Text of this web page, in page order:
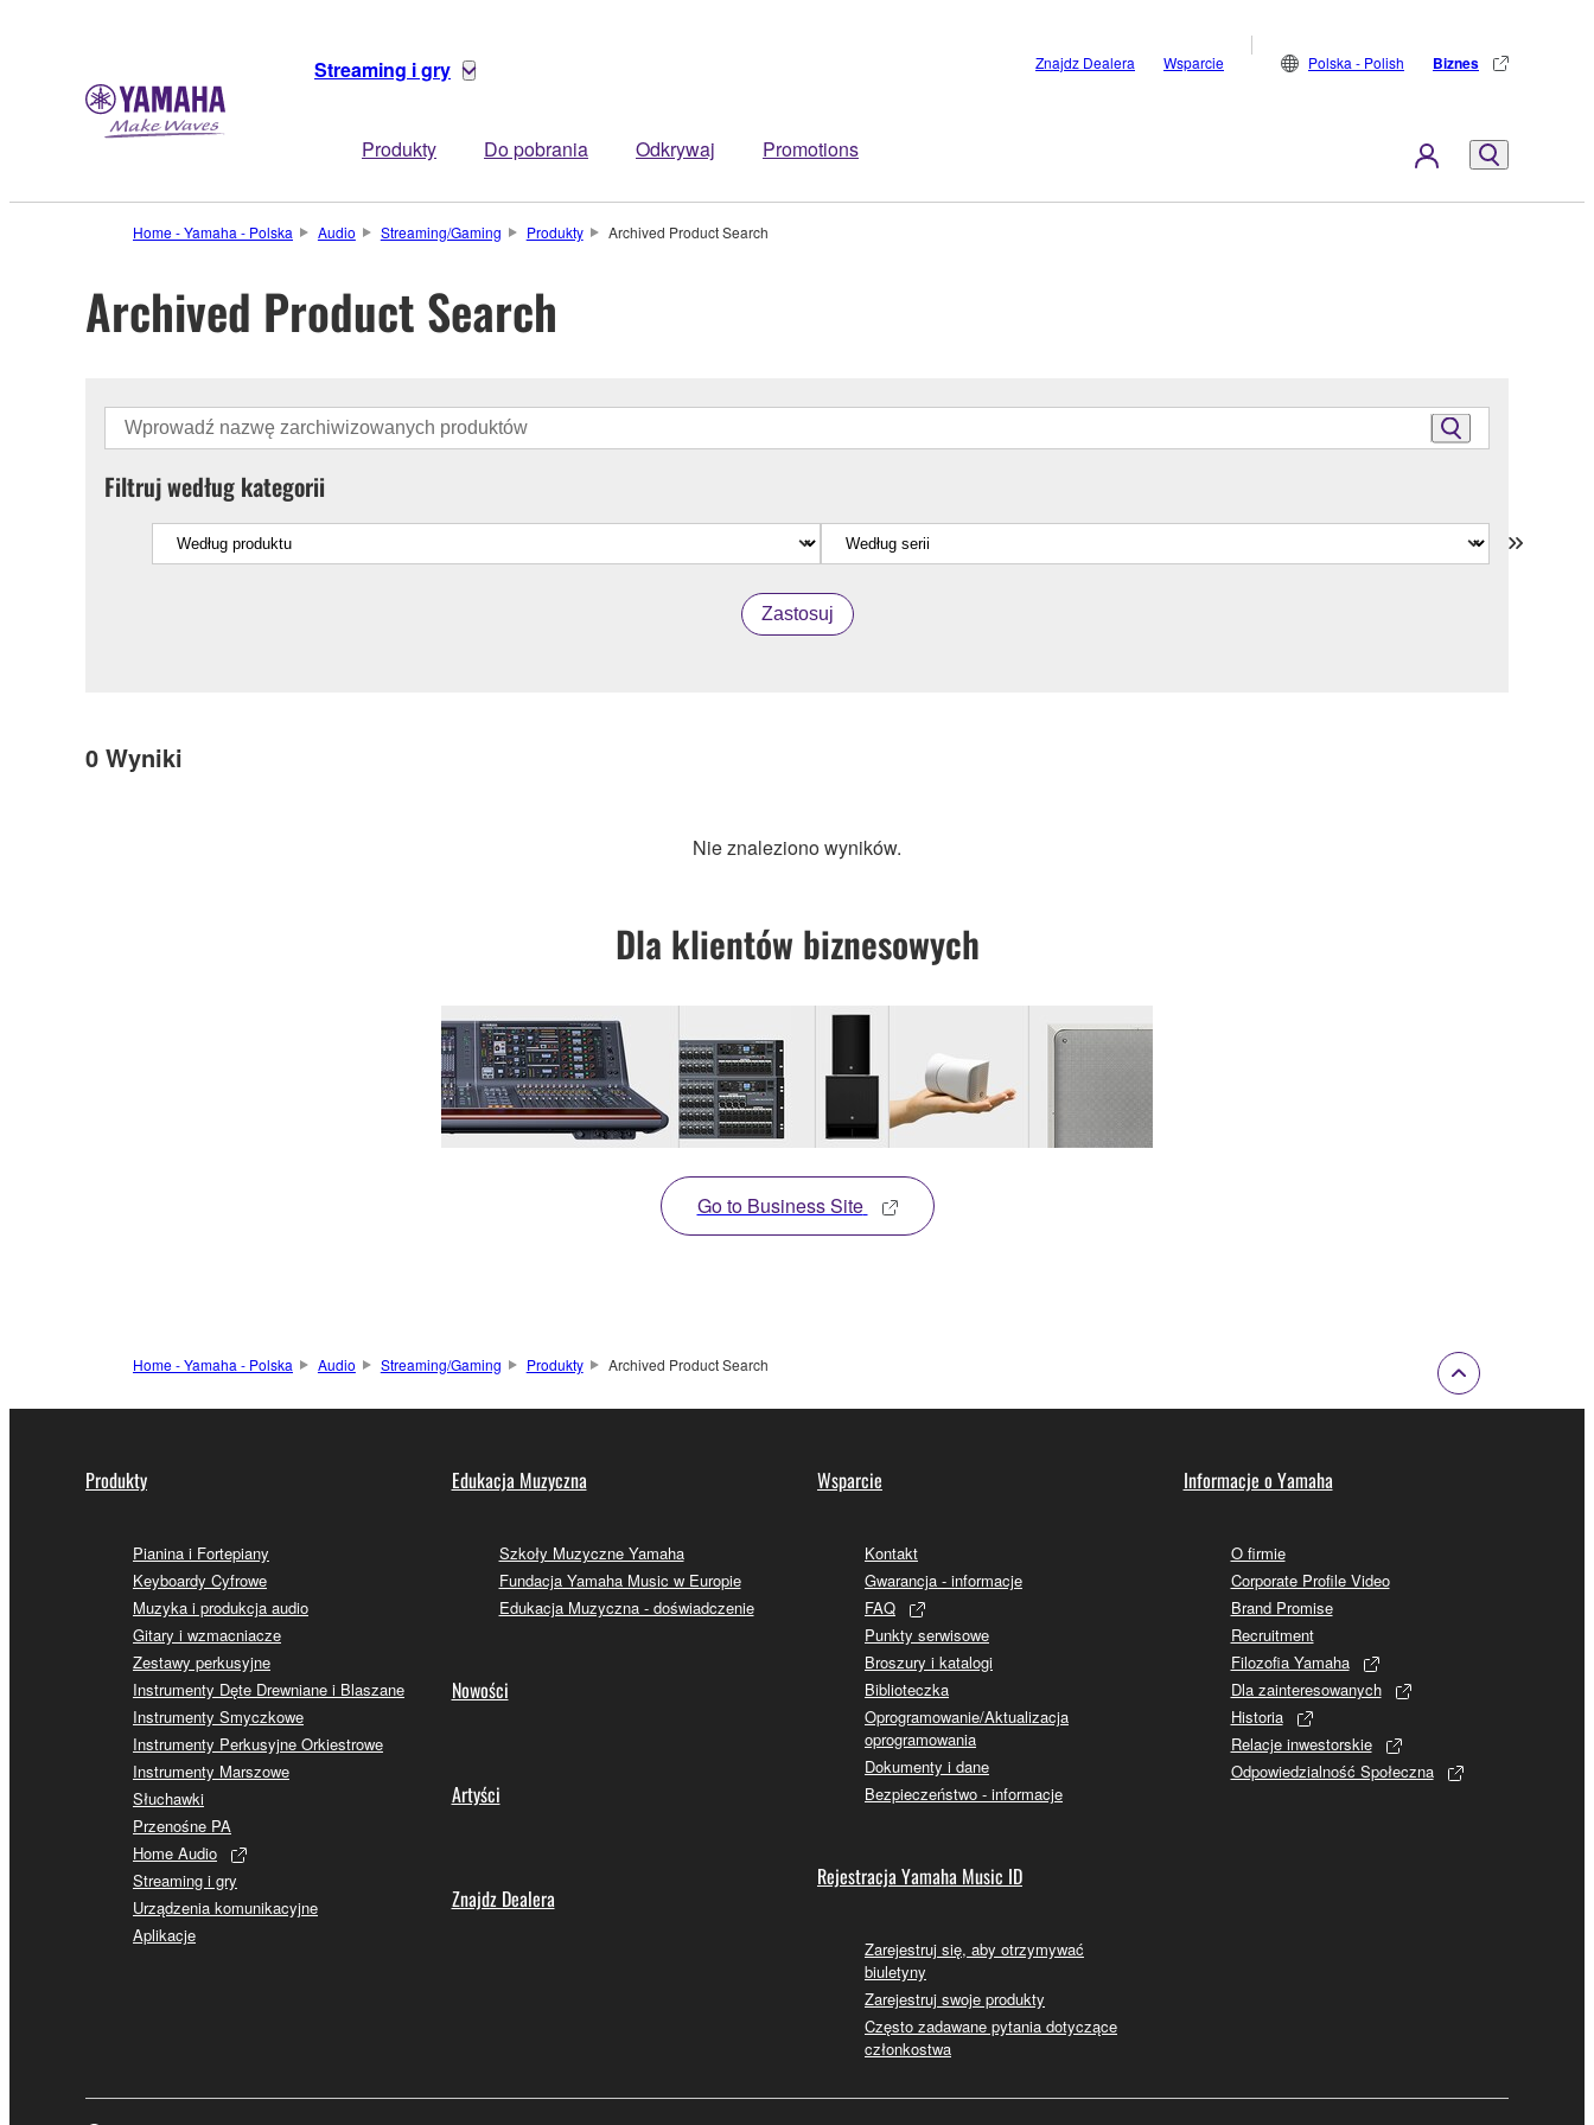
Streaming i gry
Produkty Do pobrania Odkrywaj Promotions
Znajdz Dealera Wsparcie Polska - Polish Biznes
Home - Yamaha - Polska Audio Streaming/Gaming Produkty Archived Product Search
Archived Product Search
Filtruj według kategorii
Zastosuj
0 Wyniki
Nie znaleziono wyników.
Dla klientów biznesowych
Go to Business Site
Home - Yamaha - Polska Audio Streaming/Gaming Produkty Archived Product Search
Produkty
Pianina i Fortepiany
Keyboardy Cyfrowe
Muzyka i produkcja audio
Gitary i wzmacniacze
Zestawy perkusyjne
Instrumenty Dęte Drewniane i Blaszane
Instrumenty Smyczkowe
Instrumenty Perkusyjne Orkiestrowe
Instrumenty Marszowe
Słuchawki
Przenośne PA
Home Audio
Streaming i gry
Urządzenia komunikacyjne
Aplikacje
Edukacja Muzyczna
Szkoły Muzyczne Yamaha
Fundacja Yamaha Music w Europie
Edukacja Muzyczna - doświadczenie
Nowości
Artyści
Znajdz Dealera
Wsparcie
Kontakt
Gwarancja - informacje
FAQ
Punkty serwisowe
Broszury i katalogi
Biblioteczka
Oprogramowanie/Aktualizacja
oprogramowania
Dokumenty i dane
Bezpieczeństwo - informacje
Rejestracja Yamaha Music ID
Zarejestruj się, aby otrzymywać
biuletyny
Zarejestruj swoje produkty
Często zadawane pytania dotyczące
członkostwa
Informacje o Yamaha
O firmie
Corporate Profile Video
Brand Promise
Recruitment
Filozofia Yamaha
Dla zainteresowanych
Historia
Relacje inwestorskie
Odpowiedzialność Społeczna